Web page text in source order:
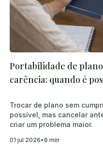
Portabilidade de
carência: quando é
Trocar de plano sem
possível, mas cancelar
criar um problema maior.
01 jul 2026•6 min